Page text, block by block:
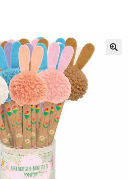
y Juguetería Educativa